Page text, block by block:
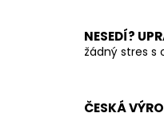
NESEDÍ?
žádný stres s
ČESKÁ